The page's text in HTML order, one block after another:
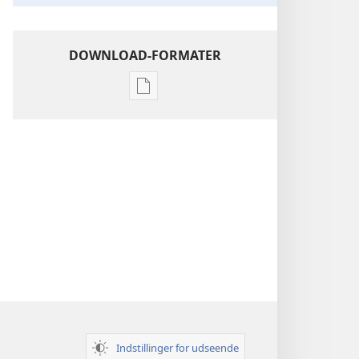
DOWNLOAD-FORMATER
Indstillinger
Indstillinger for udseende